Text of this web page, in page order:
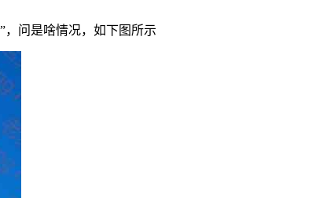
，问是啥情况，如下图所示